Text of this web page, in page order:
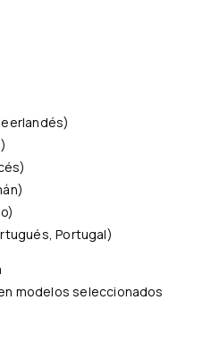
)
)
)
)
)
Portugal)
modelos seleccionados